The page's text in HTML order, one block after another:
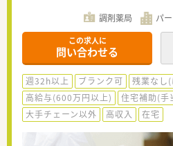
調剤薬局 パ
この求人に
問い合わせる
週32h以上 ブランク可 残業なし
高給与(600万円以上)
住宅補助(手
大手チェーン以外
高収入 在宅